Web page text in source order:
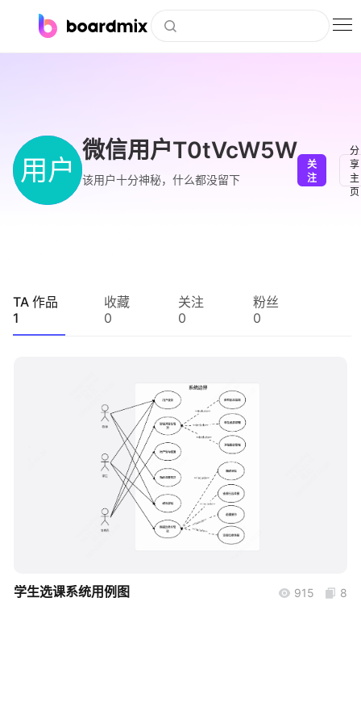
下载
会员
企业服务
用户
微信用户T0tVcW5W
该用户十分神秘，什么都没留下
关
注
分
享
主
页
TA 作品
1
收藏
0
关注
0
粉丝
0
boardmix
学生选课系统用例图 915 8